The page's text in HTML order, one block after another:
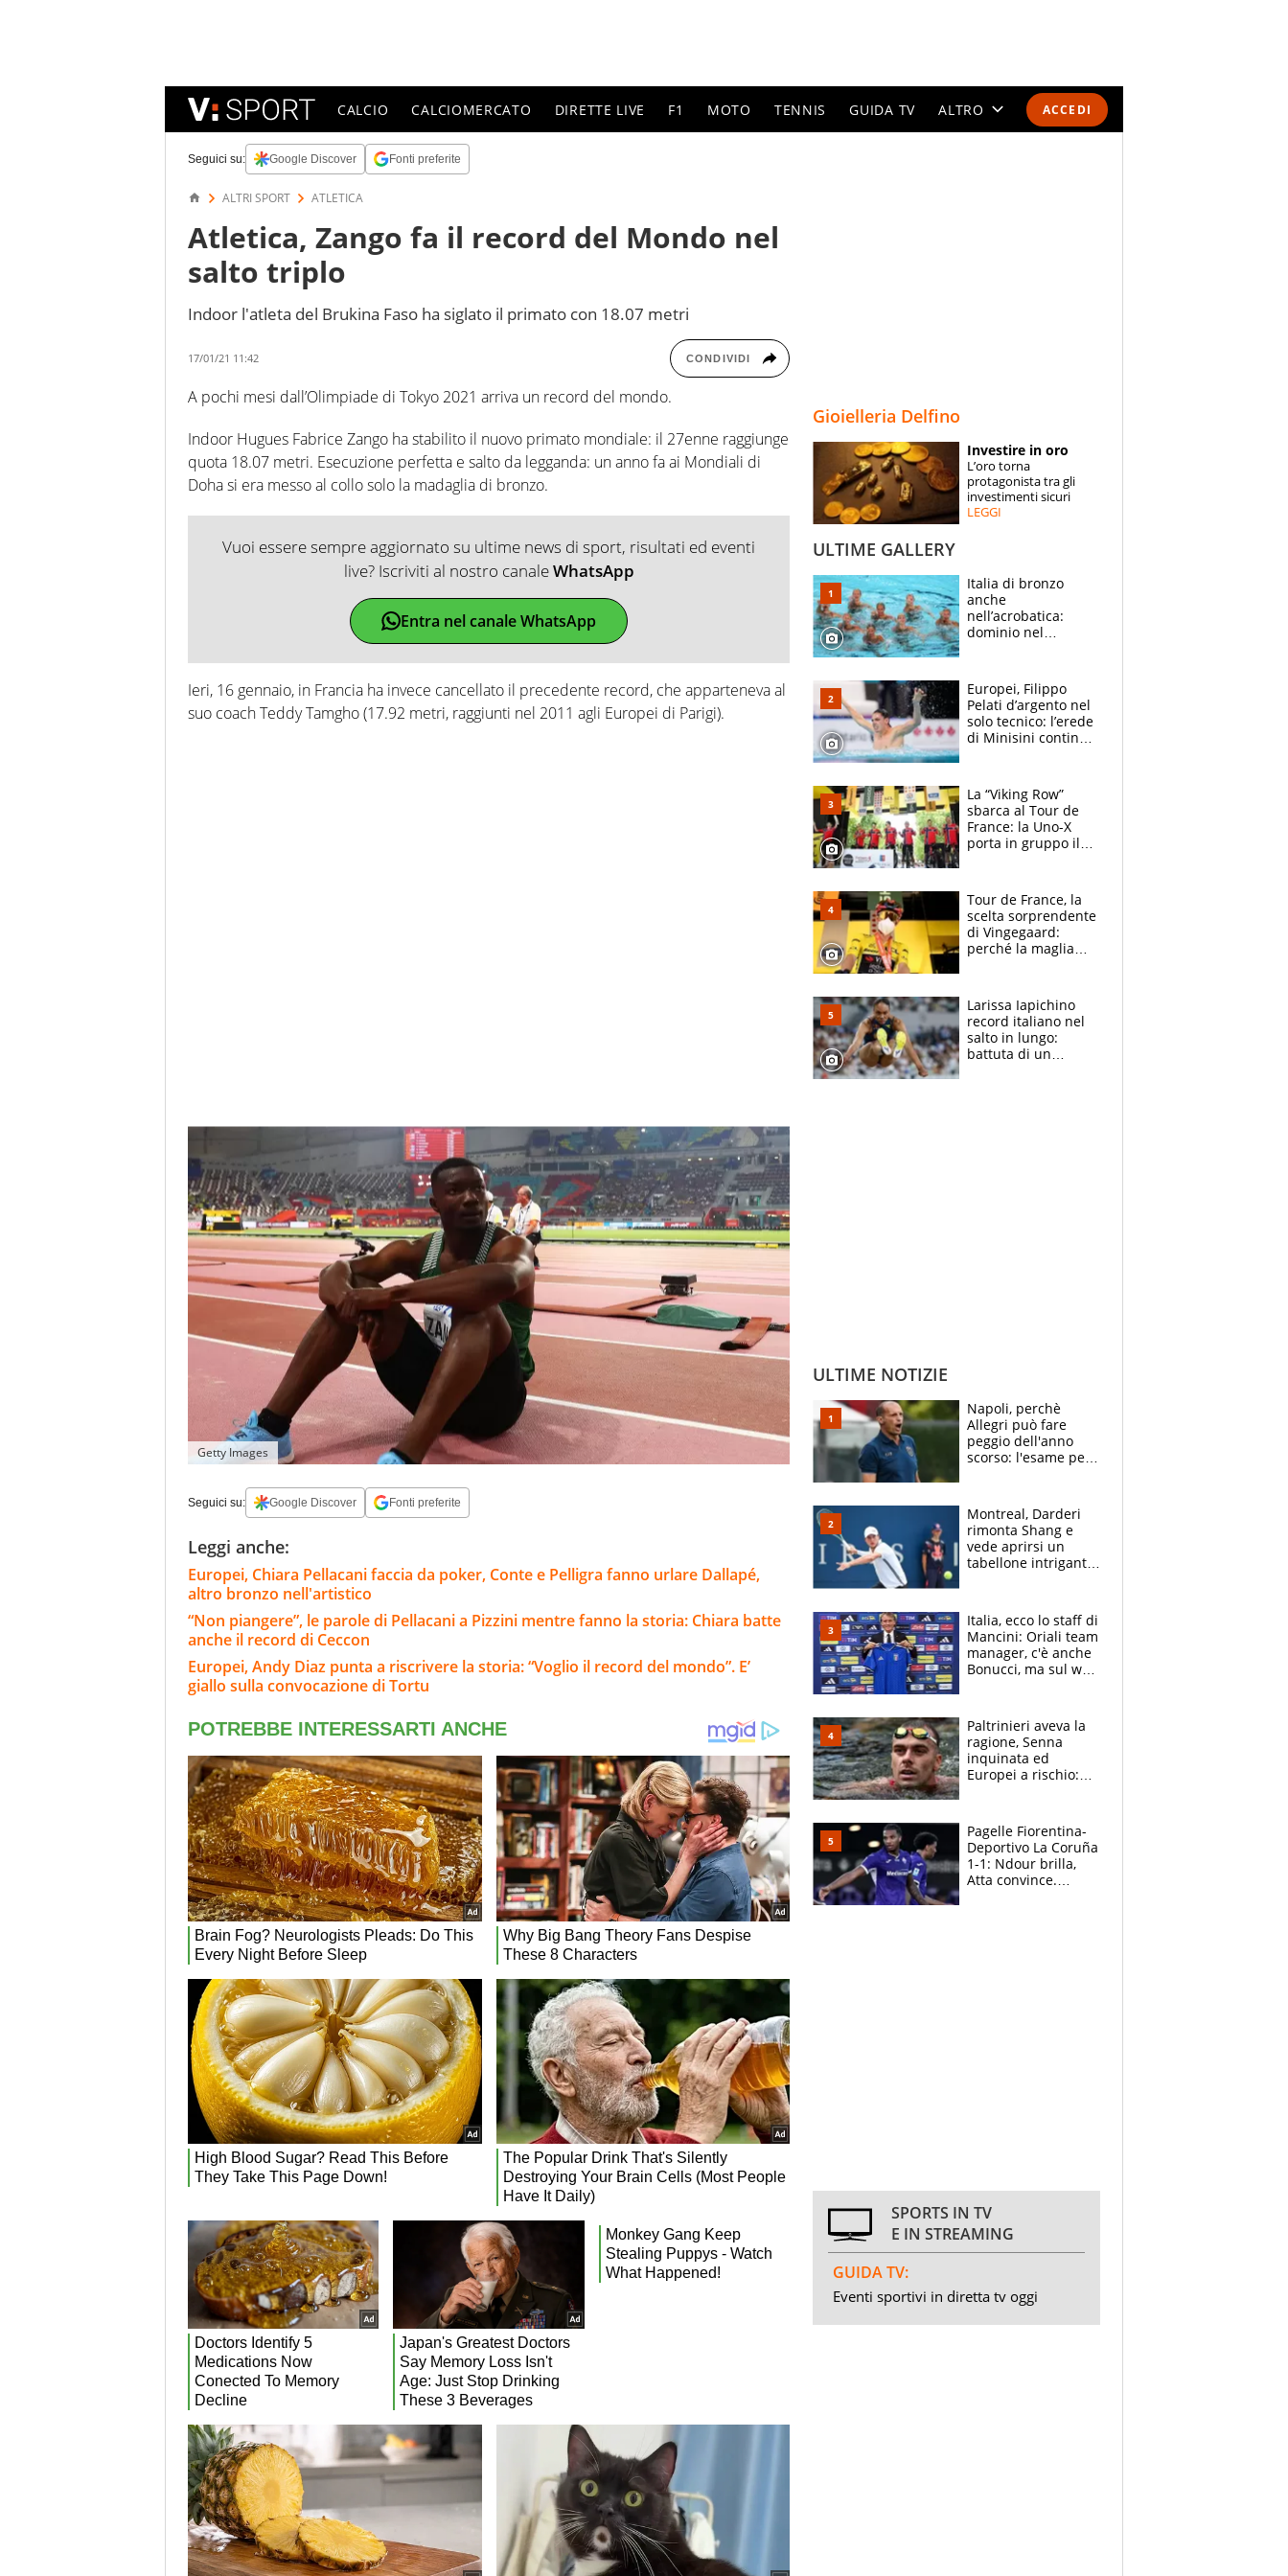
ACCEDI
CALCIO CALCIOMERCATO DIRETTE LIVE F1 MOTO TENNIS GUIDA TV ALTRO
SPECIALI
ESPERTI
Seguici su: Google Discover Fonti preferite
ALTRI SPORT ATLETICA
Atletica, Zango fa il record del Mondo nel
salto triplo
Indoor l'atleta del Brukina Faso ha siglato il primato con 18.07 metri
17/01/21 11:42 CONDIVIDI
A pochi mesi dall’Olimpiade di Tokyo 2021 arriva un record del mondo.
Indoor Hugues Fabrice Zango ha stabilito il nuovo primato mondiale: il 27enne raggiunge
quota 18.07 metri. Esecuzione perfetta e salto da legganda: un anno fa ai Mondiali di
Doha si era messo al collo solo la madaglia di bronzo.
Vuoi essere sempre aggiornato su ultime news di sport, risultati ed eventi
live? Iscriviti al nostro canaleWhatsApp
Entra nel canale WhatsApp
Ieri, 16 gennaio, in Francia ha invece cancellato il precedente record, che apparteneva al
suo coach Teddy Tamgho (17.92 metri, raggiunti nel 2011 agli Europei di Parigi).
Getty Images
Seguici su: Google Discover Fonti preferite
Leggi anche:
Europei, Chiara Pellacani faccia da poker, Conte e Pelligra fanno urlare Dallapé,
altro bronzo nell'artistico
“Non piangere”, le parole di Pellacani a Pizzini mentre fanno la storia: Chiara batte
anche il record di Ceccon
Europei, Andy Diaz punta a riscrivere la storia: “Voglio il record del mondo”. E’
giallo sulla convocazione di Tortu
Gioielleria Delfino
Investire in oro
L’oro torna
protagonista tra gli
investimenti sicuri
LEGGI
ULTIME GALLERY
Italia di bronzo
anche
nell’acrobatica:
dominio nel
e compagni
continuare
Europei, Filippo
Pelati d’argento nel
solo tecnico: l’erede
di Minisini continua
mirino
La “Viking Row”
sbarca al Tour de
France: la Uno-X
porta in gruppo il
compagni
Tour de France, la
scelta sorprendente
di Vingegaard:
perché la maglia
rischio da evitare
Larissa Iapichino
record italiano nel
salto in lungo:
battuta di un
ULTIME NOTIZIE
Napoli, perchè
Allegri può fare
peggio dell'anno
scorso: l'esame per
Monopoly
Montreal, Darderi
rimonta Shang e
vede aprirsi un
tabellone intrigante:
felice del mio livello"
Italia, ecco lo staff di
Mancini: Oriali team
manager, c'è anche
Bonucci, ma sul web
Paltrinieri aveva la
ragione, Senna
inquinata ed
Europei a rischio:
adesso
Pagelle Fiorentina-
Deportivo La Coruña
1-1: Ndour brilla,
Atta convince.
SPORTS IN TV
E IN STREAMING
GUIDA TV:
Eventi sportivi in diretta tv oggi